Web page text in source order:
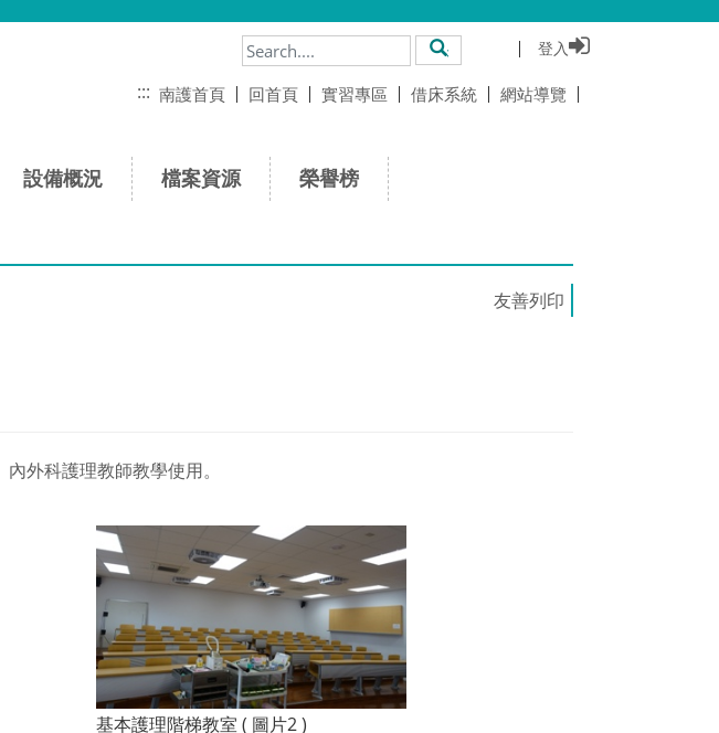
搜尋
登入
::: 南護首頁 回首頁 實習專區 借床系統 網站導覽
設備概況 檔案資源 榮譽榜
外科護理教師教學使用。
基本護理階梯教室 ( 圖片2 )